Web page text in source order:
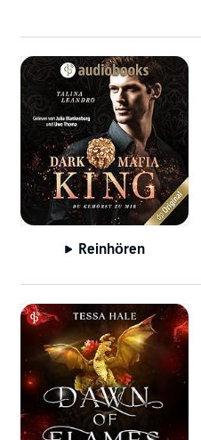
Reinhören